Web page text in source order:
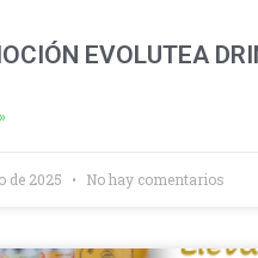
EVOLUTEA
de 2025 No hay comentarios